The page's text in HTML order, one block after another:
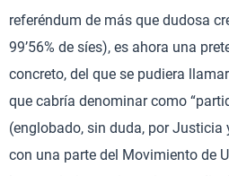
referéndum de más que dudosa
99’56% de síes), es ahora una
concreto, del que se pudiera
que cabría denominar como
(englobado, sin duda, por Justicia
con una parte del Movimiento de